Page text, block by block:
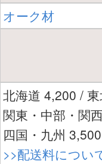
オーク材
北海道 4,200 /
関東・中部・関
四国・九州
>>配送料につい